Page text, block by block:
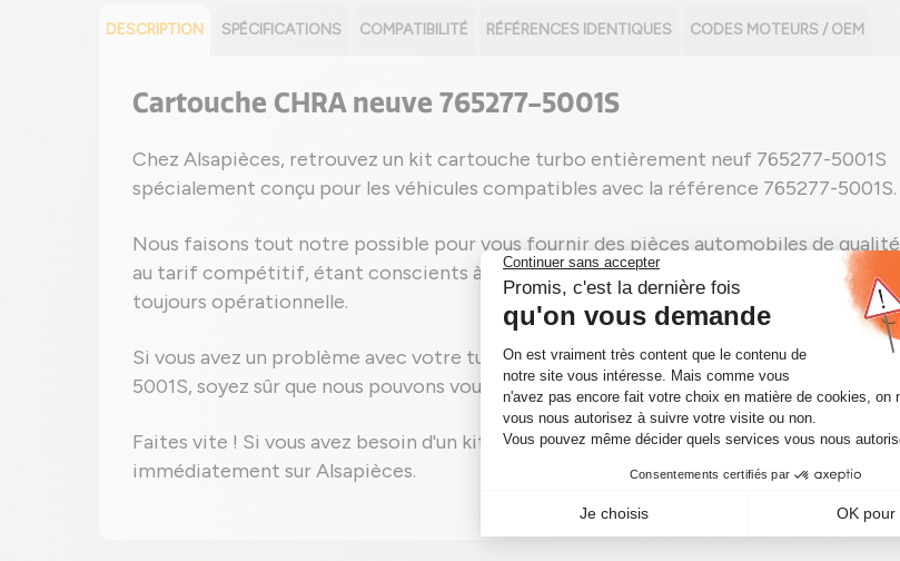
DESCRIPTION SPÉCIFICATIONS COMPATIBILITÉ RÉFÉRENCES IDENTIQUES CODES MOTEURS / OEM
Cartouche CHRA neuve 765277-5001S
Chez Alsapièces, retrouvez un kit cartouche turbo entièrement neuf 765277-5001S
spécialement conçu pour les véhicules compatibles avec la référence 765277-5001S.
Nous faisons tout notre possible pour vous fournir des pièces automobiles de qualité
au tarif compétitif, étant conscients à quel point il est important d'avoir une voiture
toujours opérationnelle.
Si vous avez un problème avec votre turbocompresseur portant la référence 765277-
5001S, soyez sûr que nous pouvons vous fournir rapidement le kit turbo qu'il vous faut.
Faites vite ! Si vous avez besoin d'un kit turbo 765277-5001S, procurez-vous-le
immédiatement sur Alsapièces.